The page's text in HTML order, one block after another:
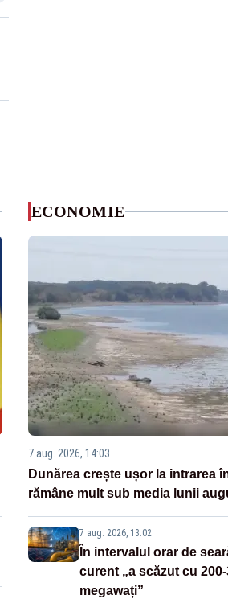
ECONOMIE
7 aug. 2026, 14:03
Dunărea crește ușor la intrarea
rămâne mult sub media lunii
7 aug. 2026, 13:02
În intervalul orar de
curent „a scăzut cu
megawați”